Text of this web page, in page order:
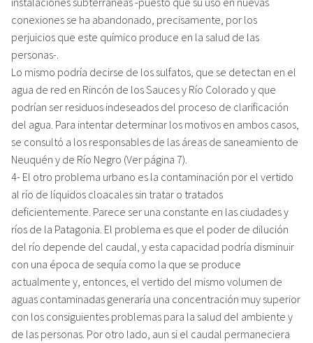
conexiones se ha abandonado, precisamente, por los
perjuicios que este químico produce en la salud de las
personas-.
Lo mismo podría decirse de los sulfatos, que se detectan en el
agua de red en Rincón de los Sauces y Río Colorado y que
podrían ser residuos indeseados del proceso de clarificación
del agua. Para intentar determinar los motivos en ambos casos,
se consultó a los responsables de las áreas de saneamiento de
Neuquén y de Río Negro (Ver página 7).
4- El otro problema urbano es la contaminación por el vertido
al río de líquidos cloacales sin tratar o tratados
deficientemente. Parece ser una constante en las ciudades y
ríos de la Patagonia. El problema es que el poder de dilución
del río depende del caudal, y esta capacidad podría disminuir
con una época de sequía como la que se produce
actualmente y, entonces, el vertido del mismo volumen de
aguas contaminadas generaría una concentración muy superior
con los consiguientes problemas para la salud del ambiente y
de las personas. Por otro lado, aun si el caudal permaneciera